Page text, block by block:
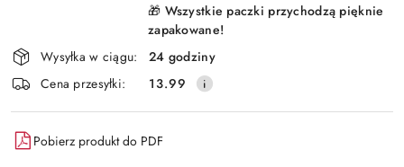
🎁 Wszystkie paczki przychodzą pięknie
zapakowane!
Wysyłka w ciągu:
24 godziny
Cena przesyłki:
13.99
Pobierz produkt do PDF